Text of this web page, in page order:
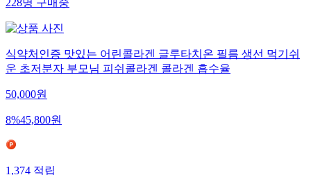
228명구매중
식약처인증 맛있는 어린콜라겐 글루타치온 필름 생선 먹기쉬
운 초저분자 부모님 피쉬콜라겐 콜라겐 흡수율
50,000원
8%45,800원